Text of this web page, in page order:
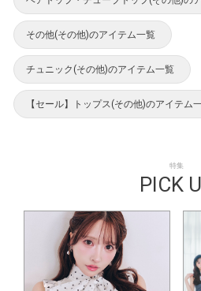
その他(その他)のアイテム一覧
チュニック(その他)のアイテム一覧
【セール】トップス(その他)のアイテム
特集
PICK